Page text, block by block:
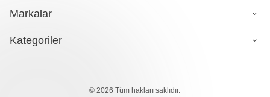
Markalar
Kategoriler
© 2026 Tüm hakları saklıdır.